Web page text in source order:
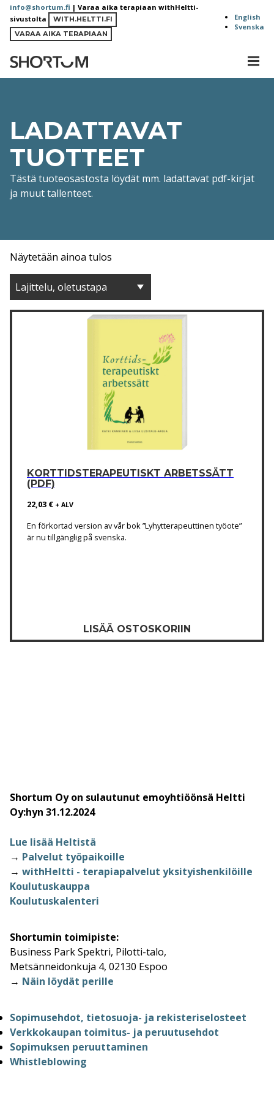
Siirry
sisältöön
info@shortum.fi | Varaa aika terapiaan withHeltti-
sivustolta
WITH.HELTTI.FI
VARAA AIKA TERAPIAAN
English
Svenska
Shortum
LADATTAVAT
TUOTTEET
Tästä tuoteosastosta löydät mm. ladattavat pdf-kirjat
ja muut tallenteet.
Näytetään ainoa tulos
KORTTIDSTERAPEUTISKT ARBETSSÄTT
(PDF)
22,03 € + ALV
En förkortad version av vår bok ”Lyhytterapeuttinen työote”
är nu tillgänglig på svenska.
LISÄÄ OSTOSKORIIN
Shortum Oy on sulautunut emoyhtiöönsä Heltti
Oy:hyn 31.12.2024
Lue lisää Heltistä
→ Palvelut työpaikoille
→ withHeltti - terapiapalvelut yksityishenkilöille
Koulutuskauppa
Koulutuskalenteri
Shortumin toimipiste:
Business Park Spektri, Pilotti-talo,
Metsänneidonkuja 4, 02130 Espoo
→ Näin löydät perille
Sopimusehdot, tietosuoja- ja rekisteriselosteet
Verkkokaupan toimitus- ja peruutusehdot
Sopimuksen peruuttaminen
Whistleblowing